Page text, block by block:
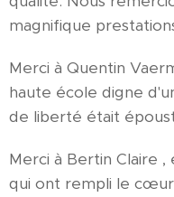
magnifique
Merci à Quentin
haute école digne
de liberté était
Merci à Bertin Claire
qui ont rempli le